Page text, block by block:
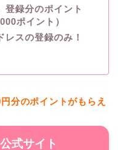
登録分のポイント
ポイント）
スの登録のみ！
分のポイントがもらえ
式サイト